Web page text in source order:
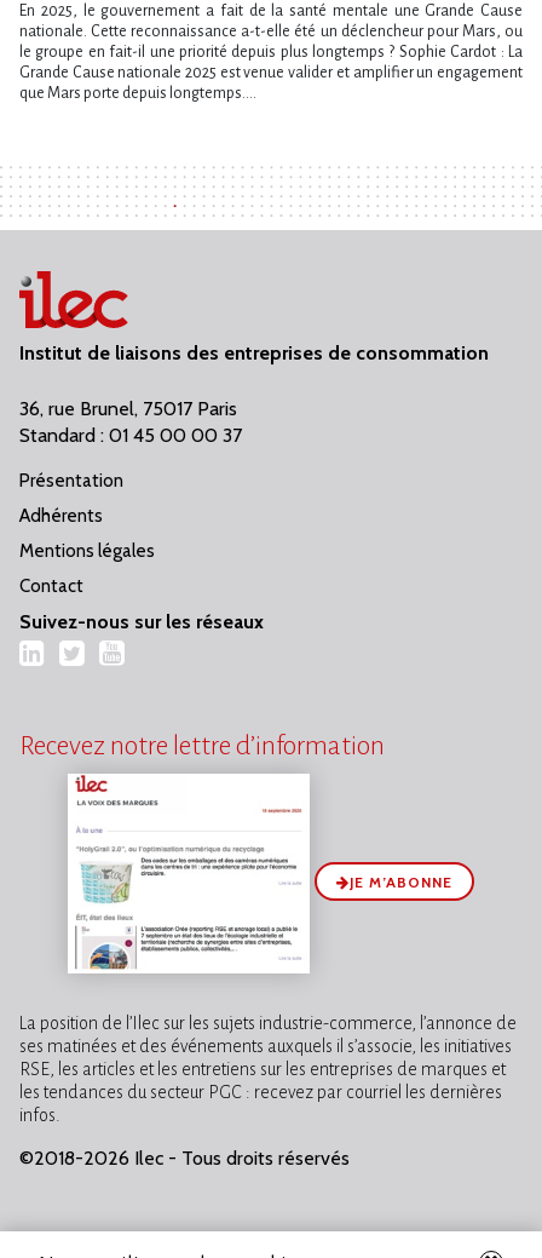
En 2025, le gouvernement a fait de la santé mentale une Grande Cause
nationale. Cette reconnaissance a-t-elle été un déclencheur pour Mars, ou
le groupe en fait-il une priorité depuis plus longtemps ? Sophie Cardot : La
Grande Cause nationale 2025 est venue valider et amplifier un engagement
que Mars porte depuis longtemps....
Institut de liaisons des entreprises de consommation
36, rue Brunel, 75017 Paris
Standard : 01 45 00 00 37
Présentation
Adhérents
Mentions légales
Contact
Suivez-nous sur les réseaux
LinkedIn
TwitterYouTube
Recevez notre lettre d’information
JE M’ABONNE
La position de l’Ilec sur les sujets industrie-commerce, l’annonce de
ses matinées et des événements auxquels il s’associe, les initiatives
RSE, les articles et les entretiens sur les entreprises de marques et
les tendances du secteur PGC : recevez par courriel les dernières
infos.
©2018-2026 Ilec - Tous droits réservés